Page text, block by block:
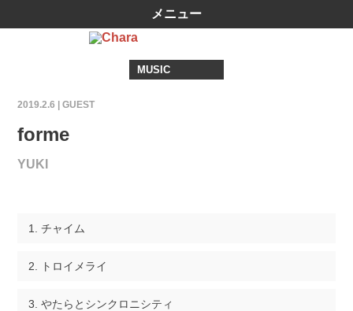
メニュー
MUSIC
2019.2.6 |GUEST
forme
YUKI
チャイム
トロイメライ
やたらとシンクロニシティ